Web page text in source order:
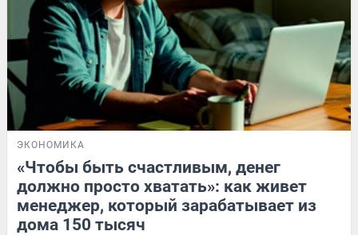
ЭКОНОМИКА
«Чтобы быть счастливым, денег
должно просто хватать»: как живет
менеджер, который зарабатывает из
дома 150 тысяч